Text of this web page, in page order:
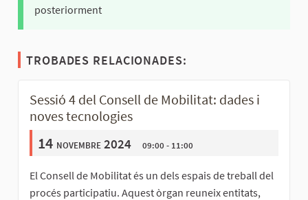
posteriorment
TROBADES RELACIONADES:
Sessió 4 del Consell de Mobilitat: dades i
noves tecnologies
14 novembre 2024 09:00 - 11:00
El Consell de Mobilitat és un dels espais de treball del
procés participatiu. Aquest òrgan reuneix entitats,